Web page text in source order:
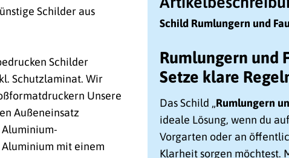
Schilder aus
Schilder
Schutzlaminat. Wir
Unsere
Außeneinsatz
Aluminium-
mit einem
Schild Rumlungern und
Rumlungern und
Setze klare
Das Schild „Rumlungern
ideale Lösung, wenn du
Vorgarten oder an
Klarheit sorgen möchtest.